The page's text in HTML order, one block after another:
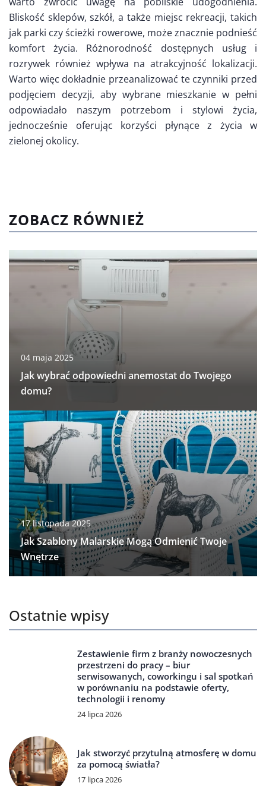
Bliskość sklepów, szkół, a także miejsc rekreacji, takich
jak parki czy ścieżki rowerowe, może znacznie podnieść
komfort życia. Różnorodność dostępnych usług i
rozrywek również wpływa na atrakcyjność lokalizacji.
Warto więc dokładnie przeanalizować te czynniki przed
podjęciem decyzji, aby wybrane mieszkanie w pełni
odpowiadało naszym potrzebom i stylowi życia,
jednocześnie oferując korzyści płynące z życia w
zielonej okolicy.
ZOBACZ RÓWNIEŻ
04 maja 2025
Jak wybrać odpowiedni anemostat do Twojego
domu?
17 listopada 2025
Jak Szablony Malarskie Mogą Odmienić Twoje
Wnętrze
Ostatnie wpisy
Zestawienie firm z branży nowoczesnych
przestrzeni do pracy – biur
serwisowanych, coworkingu i sal spotkań
w porównaniu na podstawie oferty,
technologii i renomy
24 lipca 2026
Jak stworzyć przytulną atmosferę w domu
za pomocą światła?
17 lipca 2026